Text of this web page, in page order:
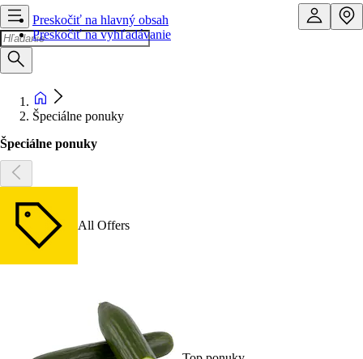
Preskočiť na hlavný obsah
Preskočiť na vyhľadávanie
Špeciálne ponuky
Špeciálne ponuky
All Offers